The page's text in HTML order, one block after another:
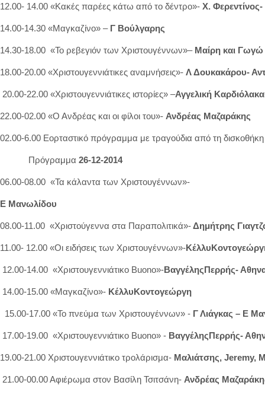
12.00- 14.00 «Κακές παρέες κάτω από το δέντρο»- Χ.
14.00-14.30 «Μαγκαζίνο» – Γ Βούλγαρης
14.30-18.00 «Το ρεβεγιόν των Χριστουγέννων»– Μαίρη και
18.00-20.00 «Χριστουγεννιάτικες αναμνήσεις»- Λ Δουκακάρου-
20.00-22.00 «Χριστουγεννιάτικες ιστορίες» –Αγγελική
22.00-02.00 «Ο Ανδρέας και οι φίλοι του»- Ανδρέας Μαζαράκης
02.00-6.00 Εορταστικό πρόγραμμα με τραγούδια από τη
Πρόγραμμα 26-12-2014
06.00-08.00 «Τα κάλαντα των Χριστουγέννων»-
Ε Μανωλίδου
08.00-11.00 «Χριστούγεννα στα Παραπολιτικά»-Δημήτρης
11.00- 12.00 «Οι ειδήσεις των Χριστουγέννων»-
12.00-14.00 «Χριστουγεννιάτικο Buono»-ΒαγγέληςΠερρής-
14.00-15.00 «Μαγκαζίνο»- ΚέλλυΚοντογεώργη
15.00-17.00 «Το πνεύμα των Χριστουγέννων» - Γ Λιάγκας – Ε
17.00-19.00 «Χριστουγεννιάτικο Buono» - ΒαγγέληςΠερρής-
19.00-21.00 Χριστουγεννιάτικο τρολάρισμα- Μαλιάτσης, Jeremy,
21.00-00.00 Αφιέρωμα στον Βασίλη Τσιτσάνη- Ανδρέας